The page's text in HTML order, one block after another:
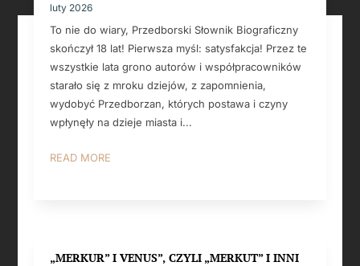
luty 2026
To nie do wiary, Przedborski Słownik Biograficzny
skończył 18 lat! Pierwsza myśl: satysfakcja! Przez te
wszystkie lata grono autorów i współpracowników
starało się z mroku dziejów, z zapomnienia,
wydobyć Przedborzan, których postawa i czyny
wpłynęły na dzieje miasta i...
READ MORE
„MERKUR” I VENUS”, CZYLI „MERKUT” I INNI